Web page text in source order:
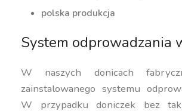
polska produkcja
System odprowadzania
W naszych donicach
zainstalowanego systemu
W przypadku doniczek bez